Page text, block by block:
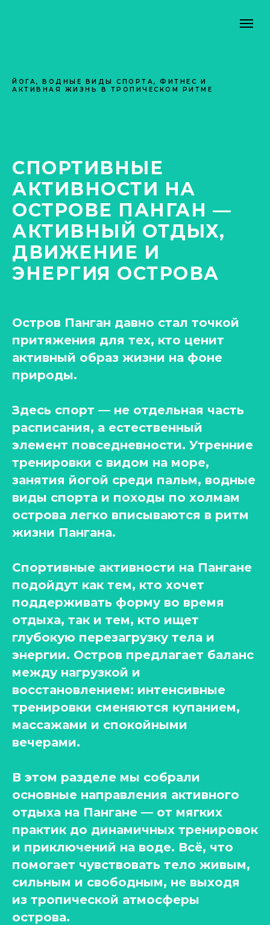
ЙОГА, ВОДНЫЕ ВИДЫ СПОРТА, ФИТНЕС И
АКТИВНАЯ ЖИЗНЬ В ТРОПИЧЕСКОМ РИТМЕ
СПОРТИВНЫЕ
АКТИВНОСТИ НА
ОСТРОВЕ ПАНГАН —
АКТИВНЫЙ ОТДЫХ,
ДВИЖЕНИЕ И
ЭНЕРГИЯ ОСТРОВА
Остров Панган давно стал точкой
притяжения для тех, кто ценит
активный образ жизни на фоне
природы.
Здесь спорт — не отдельная часть
расписания, а естественный
элемент повседневности. Утренние
тренировки с видом на море,
занятия йогой среди пальм, водные
виды спорта и походы по холмам
острова легко вписываются в ритм
жизни Пангана.
Спортивные активности на Пангане
подойдут как тем, кто хочет
поддерживать форму во время
отдыха, так и тем, кто ищет
глубокую перезагрузку тела и
энергии. Остров предлагает баланс
между нагрузкой и
восстановлением: интенсивные
тренировки сменяются купанием,
массажами и спокойными
вечерами.
В этом разделе мы собрали
основные направления активного
отдыха на Пангане — от мягких
практик до динамичных тренировок
и приключений на воде. Всё, что
помогает чувствовать тело живым,
сильным и свободным, не выходя
из тропической атмосферы
острова.